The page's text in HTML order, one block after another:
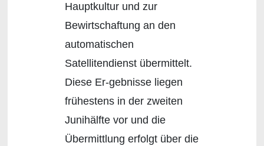
Hauptkultur und zur
Bewirtschaftung an den
automatischen
Satellitendienst übermittelt.
Diese Er-gebnisse liegen
frühestens in der zweiten
Junihälfte vor und die
Übermittlung erfolgt über die